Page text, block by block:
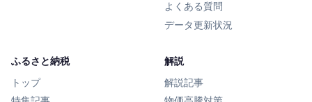
よくある質問
データ更新状況
ふるさと納税
トップ
解説
解説記事